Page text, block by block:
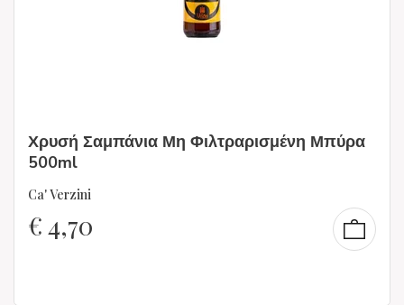
Χρυσή Σαμπάνια Μη Φιλτραρισμένη Μπύρα
500ml
Ca' Verzini
€4,70